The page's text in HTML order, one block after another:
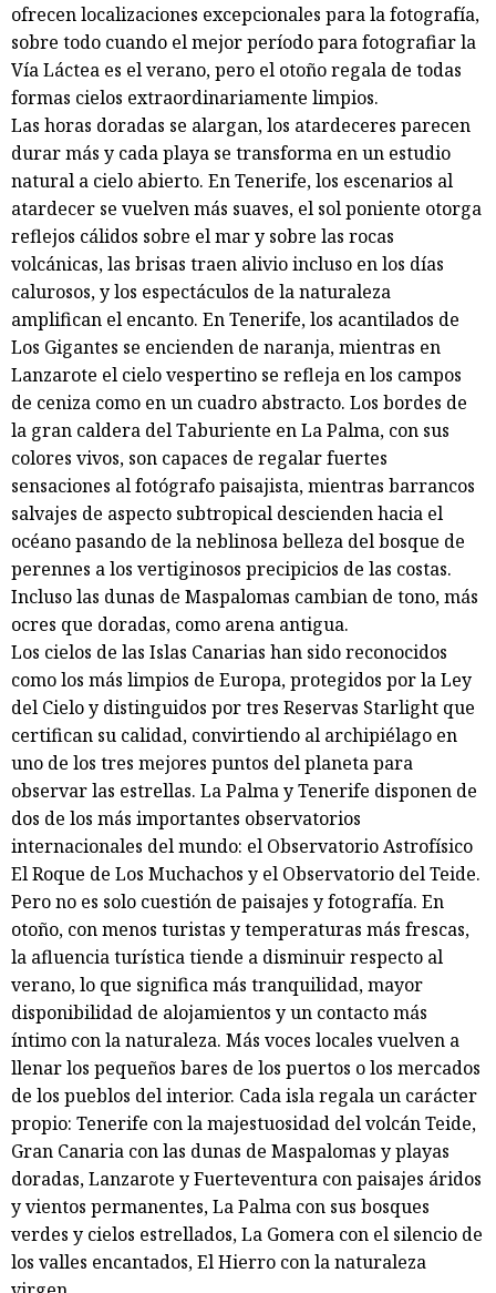
ofrecen localizaciones excepcionales para la fotografía,
sobre todo cuando el mejor período para fotografiar la
Vía Láctea es el verano, pero el otoño regala de todas
formas cielos extraordinariamente limpios.
Las horas doradas se alargan, los atardeceres parecen
durar más y cada playa se transforma en un estudio
natural a cielo abierto. En Tenerife, los escenarios al
atardecer se vuelven más suaves, el sol poniente otorga
reflejos cálidos sobre el mar y sobre las rocas
volcánicas, las brisas traen alivio incluso en los días
calurosos, y los espectáculos de la naturaleza
amplifican el encanto. En Tenerife, los acantilados de
Los Gigantes se encienden de naranja, mientras en
Lanzarote el cielo vespertino se refleja en los campos
de ceniza como en un cuadro abstracto. Los bordes de
la gran caldera del Taburiente en La Palma, con sus
colores vivos, son capaces de regalar fuertes
sensaciones al fotógrafo paisajista, mientras barrancos
salvajes de aspecto subtropical descienden hacia el
océano pasando de la neblinosa belleza del bosque de
perennes a los vertiginosos precipicios de las costas.
Incluso las dunas de Maspalomas cambian de tono, más
ocres que doradas, como arena antigua.
Los cielos de las Islas Canarias han sido reconocidos
como los más limpios de Europa, protegidos por la Ley
del Cielo y distinguidos por tres Reservas Starlight que
certifican su calidad, convirtiendo al archipiélago en
uno de los tres mejores puntos del planeta para
observar las estrellas. La Palma y Tenerife disponen de
dos de los más importantes observatorios
internacionales del mundo: el Observatorio Astrofísico
El Roque de Los Muchachos y el Observatorio del Teide.
Pero no es solo cuestión de paisajes y fotografía. En
otoño, con menos turistas y temperaturas más frescas,
la afluencia turística tiende a disminuir respecto al
verano, lo que significa más tranquilidad, mayor
disponibilidad de alojamientos y un contacto más
íntimo con la naturaleza. Más voces locales vuelven a
llenar los pequeños bares de los puertos o los mercados
de los pueblos del interior. Cada isla regala un carácter
propio: Tenerife con la majestuosidad del volcán Teide,
Gran Canaria con las dunas de Maspalomas y playas
doradas, Lanzarote y Fuerteventura con paisajes áridos
y vientos permanentes, La Palma con sus bosques
verdes y cielos estrellados, La Gomera con el silencio de
los valles encantados, El Hierro con la naturaleza